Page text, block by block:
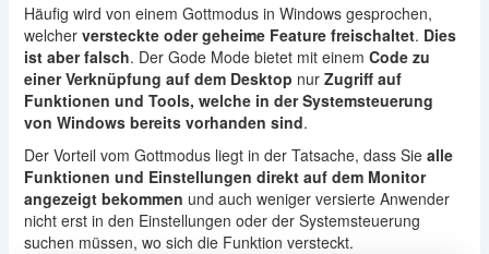
Häufig wird von einem Gottmodus in Windows gesprochen,
welcher versteckte oder geheime Feature freischaltet. Dies
ist aber falsch. Der Gode Mode bietet mit einem Code zu
einer Verknüpfung auf dem Desktop nur Zugriff auf
Funktionen und Tools, welche in der Systemsteuerung
von Windows bereits vorhanden sind.
Der Vorteil vom Gottmodus liegt in der Tatsache, dass Sie alle
Funktionen und Einstellungen direkt auf dem Monitor
angezeigt bekommen und auch weniger versierte Anwender
nicht erst in den Einstellungen oder der Systemsteuerung
suchen müssen, wo sich die Funktion versteckt.